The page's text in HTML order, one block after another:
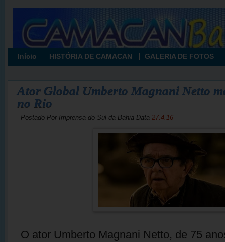
Início HISTÓRIA DE CAMACAN GALERIA DE FOTOS
Ator Global Umberto Magnani Netto
no Rio
Postado Por Imprensa do Sul da Bahia Data 27.4.16
O ator Umberto Magnani Netto, de 75